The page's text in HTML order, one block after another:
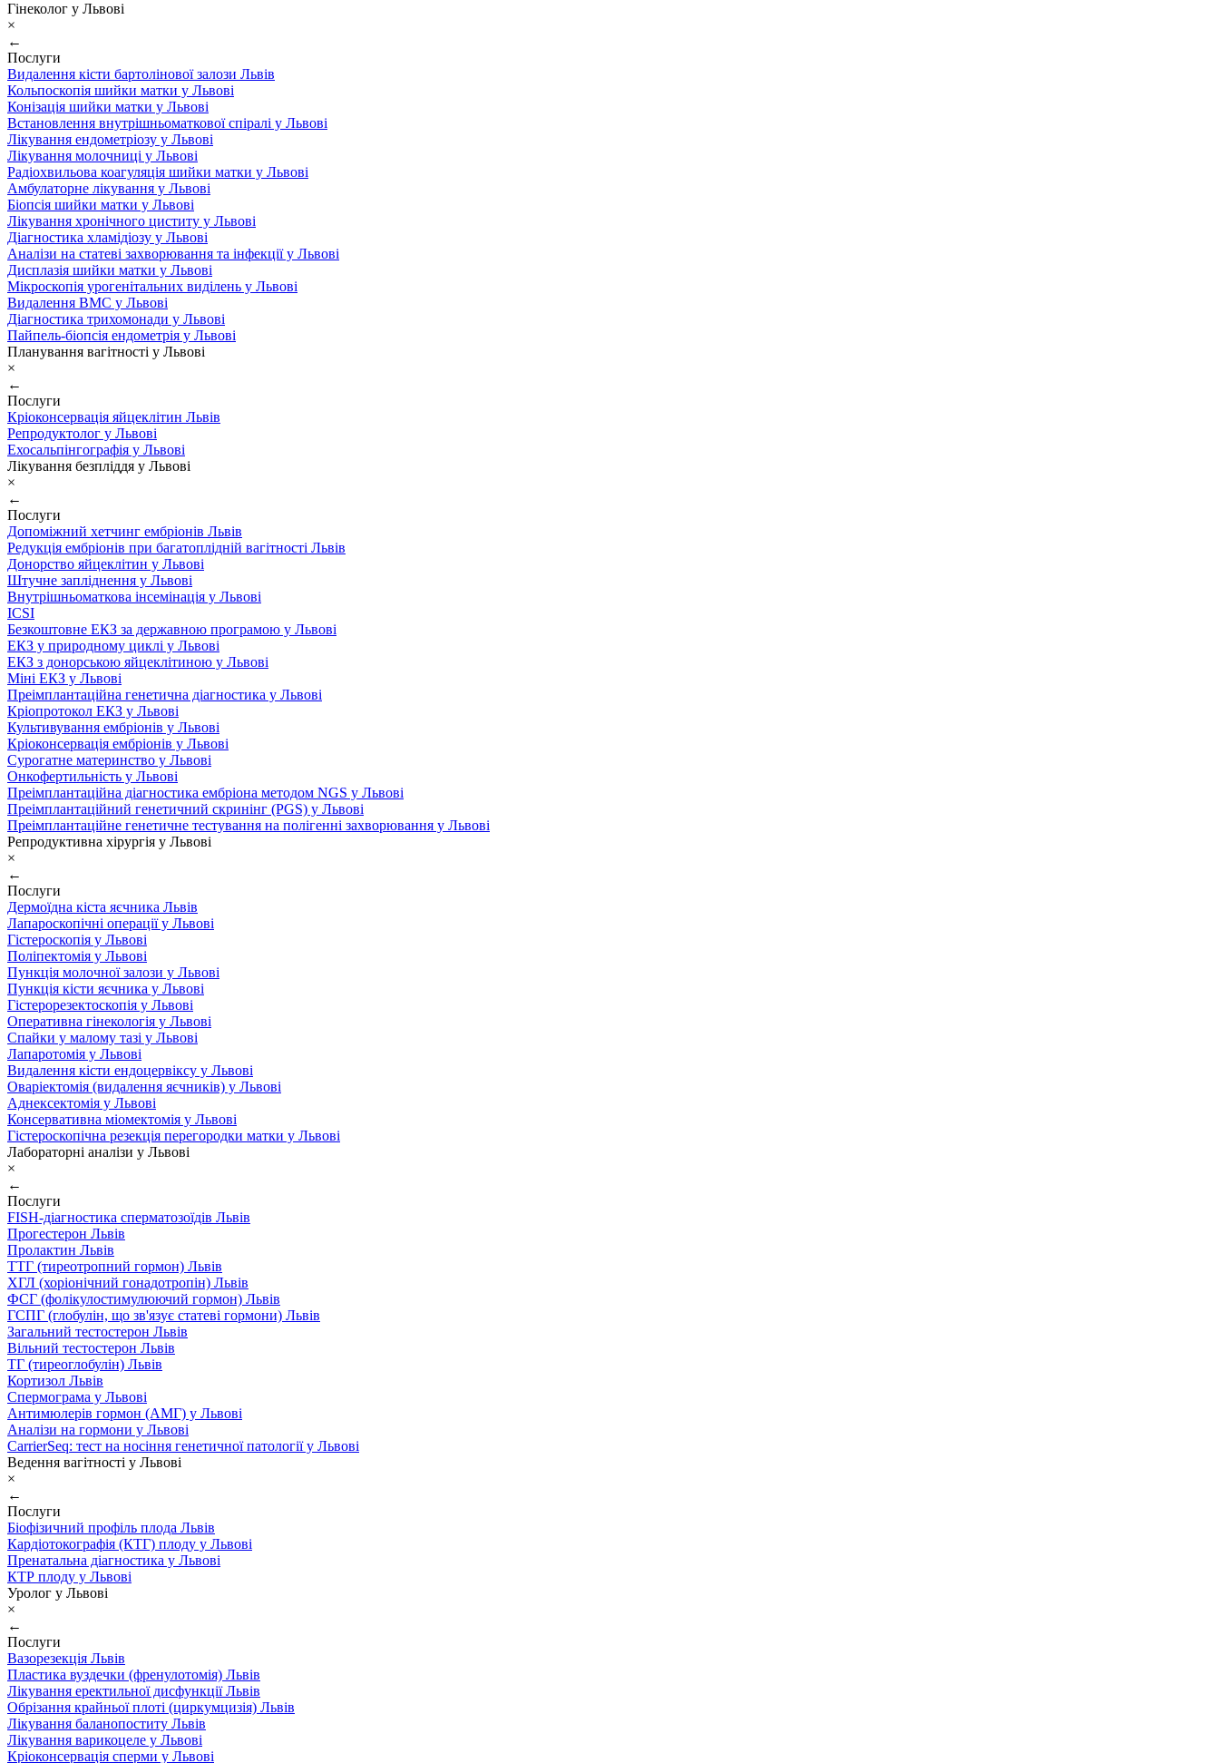
Гінеколог у Львові
×
←
Послуги
Видалення кісти бартолінової залози Львів
Кольпоскопія шийки матки у Львові
Конізація шийки матки у Львові
Встановлення внутрішньоматкової спіралі у Львові
Лікування ендометріозу у Львові
Лікування молочниці у Львові
Радіохвильова коагуляція шийки матки у Львові
Амбулаторне лікування у Львові
Біопсія шийки матки у Львові
Лікування хронічного циститу у Львові
Діагностика хламідіозу у Львові
Аналізи на статеві захворювання та інфекції у Львові
Дисплазія шийки матки у Львові
Мікроскопія урогенітальних виділень у Львові
Видалення ВМС у Львові
Діагностика трихомонади у Львові
Пайпель-біопсія ендометрія у Львові
Планування вагітності у Львові
×
←
Послуги
Кріоконсервація яйцеклітин Львів
Репродуктолог у Львові
Ехосальпінгографія у Львові
Лікування безпліддя у Львові
×
←
Послуги
Допоміжний хетчинг ембріонів Львів
Редукція ембріонів при багатоплідній вагітності Львів
Донорство яйцеклітин у Львові
Штучне запліднення у Львові
Внутрішньоматкова інсемінація у Львові
ICSI
Безкоштовне ЕКЗ за державною програмою у Львові
ЕКЗ у природному циклі у Львові
ЕКЗ з донорською яйцеклітиною у Львові
Міні ЕКЗ у Львові
Преімплантаційна генетична діагностика у Львові
Кріопротокол ЕКЗ у Львові
Культивування ембріонів у Львові
Кріоконсервація ембріонів у Львові
Сурогатне материнство у Львові
Онкофертильність у Львові
Преімплантаційна діагностика ембріона методом NGS у Львові
Преімплантаційний генетичний скринінг (PGS) у Львові
Преімплантаційне генетичне тестування на полігенні захворювання у Львові
Репродуктивна хірургія у Львові
×
←
Послуги
Дермоїдна кіста яєчника Львів
Лапароскопічні операції у Львові
Гістероскопія у Львові
Поліпектомія у Львові
Пункція молочної залози у Львові
Пункція кісти яєчника у Львові
Гістерорезектоскопія у Львові
Оперативна гінекологія у Львові
Спайки у малому тазі у Львові
Лапаротомія у Львові
Видалення кісти ендоцервіксу у Львові
Оваріектомія (видалення яєчників) у Львові
Аднексектомія у Львові
Консервативна міомектомія у Львові
Гістероскопічна резекція перегородки матки у Львові
Лабораторні аналізи у Львові
×
←
Послуги
FISH-діагностика сперматозоїдів Львів
Прогестерон Львів
Пролактин Львів
ТТГ (тиреотропний гормон) Львів
ХГЛ (хоріонічний гонадотропін) Львів
ФСГ (фолікулостимулюючий гормон) Львів
ГСПГ (глобулін, що зв'язує статеві гормони) Львів
Загальний тестостерон Львів
Вільний тестостерон Львів
ТГ (тиреоглобулін) Львів
Кортизол Львів
Спермограма у Львові
Антимюлерів гормон (АМГ) у Львові
Аналізи на гормони у Львові
CarrierSeq: тест на носіння генетичної патології у Львові
Ведення вагітності у Львові
×
←
Послуги
Біофізичний профіль плода Львів
Кардіотокографія (КТГ) плоду у Львові
Пренатальна діагностика у Львові
КТР плоду у Львові
Уролог у Львові
×
←
Послуги
Вазорезекція Львів
Пластика вуздечки (френулотомія) Львів
Лікування еректильної дисфункції Львів
Обрізання крайньої плоті (циркумцизія) Львів
Лікування баланопоститу Львів
Лікування варикоцеле у Львові
Кріоконсервація сперми у Львові